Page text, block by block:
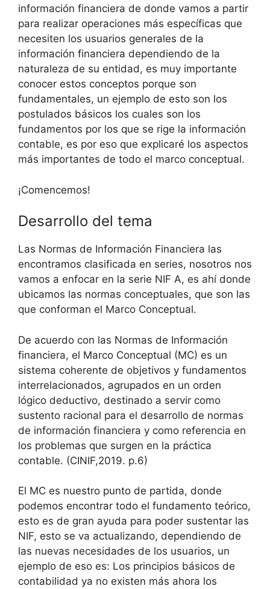
información financiera de donde vamos a partir
para realizar operaciones más específicas que
necesiten los usuarios generales de la
información financiera dependiendo de la
naturaleza de su entidad, es muy importante
conocer estos conceptos porque son
fundamentales, un ejemplo de esto son los
postulados básicos los cuales son los
fundamentos por los que se rige la información
contable, es por eso que explicaré los aspectos
más importantes de todo el marco conceptual.
¡Comencemos!
Desarrollo del tema
Las Normas de Información Financiera las
encontramos clasificada en series, nosotros nos
vamos a enfocar en la serie NIF A, es ahí donde
ubicamos las normas conceptuales, que son las
que conforman el Marco Conceptual.
De acuerdo con las Normas de Información
financiera, el Marco Conceptual (MC) es un
sistema coherente de objetivos y fundamentos
interrelacionados, agrupados en un orden
lógico deductivo, destinado a servir como
sustento racional para el desarrollo de normas
de información financiera y como referencia en
los problemas que surgen en la práctica
contable. (CINIF,2019. p.6)
El MC es nuestro punto de partida, donde
podemos encontrar todo el fundamento teórico,
esto es de gran ayuda para poder sustentar las
NIF, esto se va actualizando, dependiendo de
las nuevas necesidades de los usuarios, un
ejemplo de eso es: Los principios básicos de
contabilidad ya no existen más ahora los